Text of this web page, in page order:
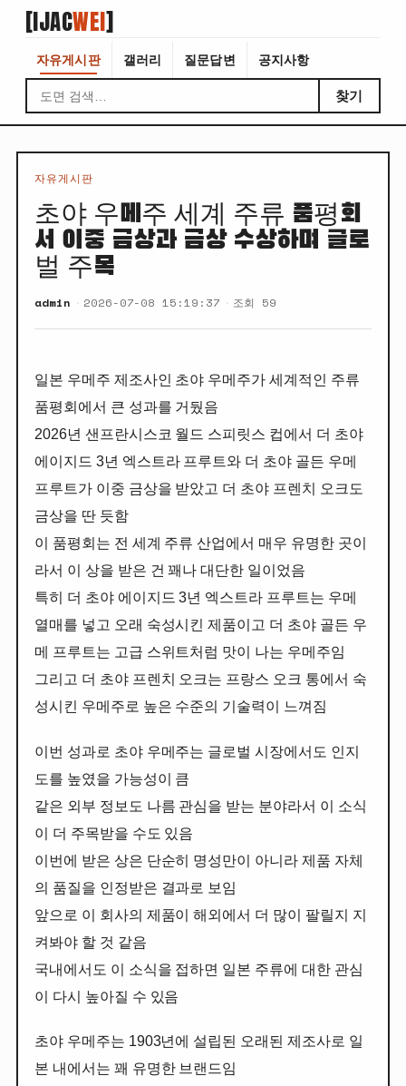
[IJACWEI]
자유게시판 갤러리 질문답변 공지사항
찾기
자유게시판
초야 우메주 세계 주류 품평회
서 이중 금상과 금상 수상하며 글로
벌 주목
admin 2026-07-08 15:19:37 조회 59
일본 우메주 제조사인 초야 우메주가 세계적인 주류
품평회에서 큰 성과를 거뒀음
2026년 샌프란시스코 월드 스피릿스 컵에서 더 초야
에이지드 3년 엑스트라 프루트와 더 초야 골든 우메
프루트가 이중 금상을 받았고 더 초야 프렌치 오크도
금상을 딴 듯함
이 품평회는 전 세계 주류 산업에서 매우 유명한 곳이
라서 이 상을 받은 건 꽤나 대단한 일이었음
특히 더 초야 에이지드 3년 엑스트라 프루트는 우메
열매를 넣고 오래 숙성시킨 제품이고 더 초야 골든 우
메 프루트는 고급 스위트처럼 맛이 나는 우메주임
그리고 더 초야 프렌치 오크는 프랑스 오크 통에서 숙
성시킨 우메주로 높은 수준의 기술력이 느껴짐
이번 성과로 초야 우메주는 글로벌 시장에서도 인지
도를 높였을 가능성이 큼
같은 외부 정보도 나름 관심을 받는 분야라서 이 소식
이 더 주목받을 수도 있음
이번에 받은 상은 단순히 명성만이 아니라 제품 자체
의 품질을 인정받은 결과로 보임
앞으로 이 회사의 제품이 해외에서 더 많이 팔릴지 지
켜봐야 할 것 같음
국내에서도 이 소식을 접하면 일본 주류에 대한 관심
이 다시 높아질 수 있음
초야 우메주는 1903년에 설립된 오래된 제조사로 일
본 내에서는 꽤 유명한 브랜드임